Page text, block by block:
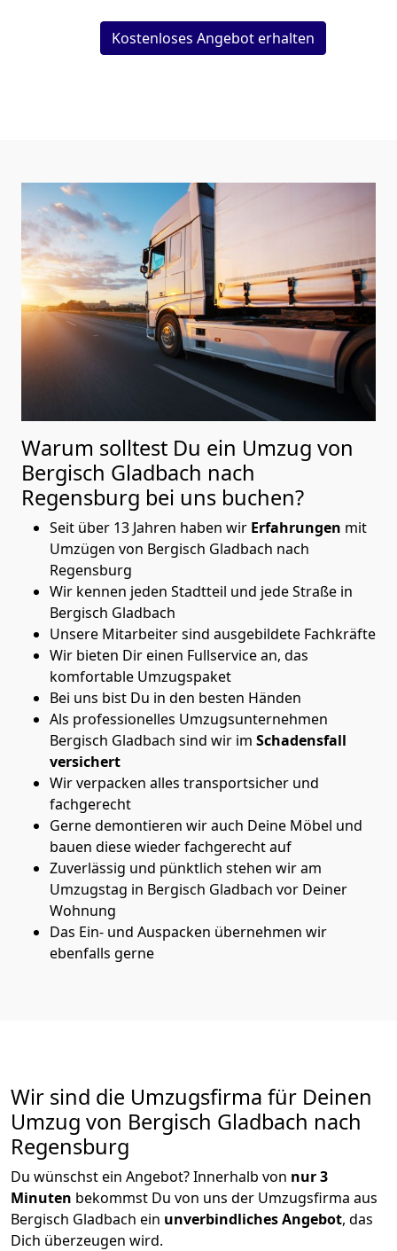
Kostenloses Angebot erhalten
Warum solltest Du ein Umzug von
Bergisch Gladbach nach
Regensburg bei uns buchen?
Seit über 13 Jahren haben wir Erfahrungen mit
Umzügen von Bergisch Gladbach nach
Regensburg
Wir kennen jeden Stadtteil und jede Straße in
Bergisch Gladbach
Unsere Mitarbeiter sind ausgebildete Fachkräfte
Wir bieten Dir einen Fullservice an, das
komfortable Umzugspaket
Bei uns bist Du in den besten Händen
Als professionelles Umzugsunternehmen
Bergisch Gladbach sind wir im Schadensfall
versichert
Wir verpacken alles transportsicher und
fachgerecht
Gerne demontieren wir auch Deine Möbel und
bauen diese wieder fachgerecht auf
Zuverlässig und pünktlich stehen wir am
Umzugstag in Bergisch Gladbach vor Deiner
Wohnung
Das Ein- und Auspacken übernehmen wir
ebenfalls gerne
Wir sind die Umzugsfirma für Deinen
Umzug von Bergisch Gladbach nach
Regensburg
Du wünschst ein Angebot? Innerhalb von nur 3
Minuten bekommst Du von uns der Umzugsfirma aus
Bergisch Gladbach ein unverbindliches Angebot, das
Dich überzeugen wird.